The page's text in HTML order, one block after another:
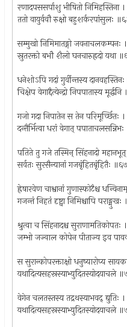
रणादपससर्पाशु भीषितो निमिहस्तिना ।
ततो वायुर्ववौ रुक्षो बहुशर्करपांसुलः
सम्मुखो निमिमातङ्गो जवनाचलकम्पनः ।
स्रुतरक्तो बभौ शैलो घनचारुह्रदो यथा
धनेशोऽपि गदां गुर्वीन्तस्य दानवहस्तिनः
चिक्षेप वेगाद्दैत्येन्द्रो निपपातास्य
गजो गदा निपातेन स तेन परिमूर्च्छितः ।
दन्तैर्भित्वा धरां वेगात्
पतिते तु गजे तस्मिन् सिंहनादो महानभूत्
सर्वतः सुरसैन्यानां गजबृंहितबृंहितैः
ह्रेषारवेण चाश्वानां गुणास्फोटैश्च
गजन्तं निहतं दृष्ट्वा निमिश्चापि
श्रुत्वा च सिंहनादश्च सुराणामतिकोपतः ।
जम्भो जज्वाल कोपेन पीताज्य इव
स सुरान्कोपरक्ताक्षो धनुष्यारोप्य
यथादित्यसहस्रस्याभ्युदितस्योदयाचले
वेगेन चलतस्तस्य तद्रथस्याभवद् द्युतिः ।
यथादित्यसहस्रस्याभ्युदितस्योदयाचले